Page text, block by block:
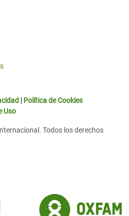
| Política de Cookies
Uso
Todos los derechos